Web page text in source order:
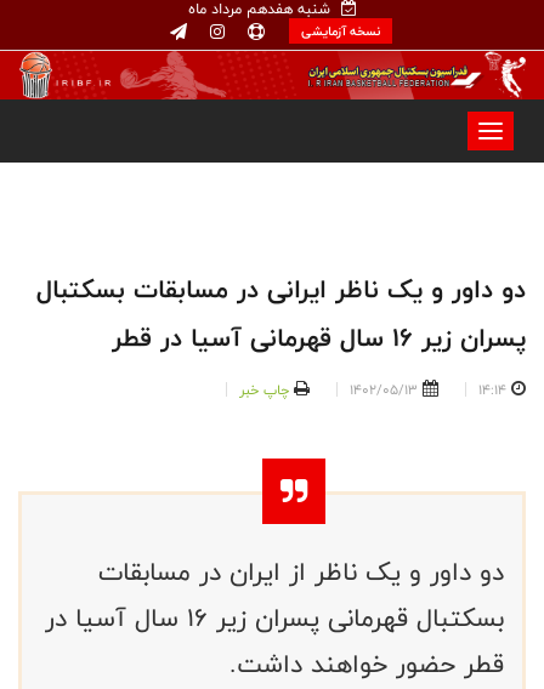
شنبه هفدهم مرداد ماه
نسخه آزمایشی
دو داور و یک ناظر ایرانی در مسابقات بسکتبال
پسران زیر ۱۶ سال قهرمانی آسیا در قطر
14:14
1402/05/13 چاپ خبر
دو داور و یک ناظر از ایران در مسابقات
بسکتبال قهرمانی پسران زیر ۱۶ سال آسیا در
قطر حضور خواهند داشت.